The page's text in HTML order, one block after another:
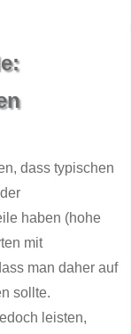
dass typischen
haben (hohe
mit
man daher auf
sollte.
leisten,